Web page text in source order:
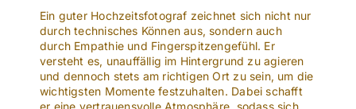
Ein guter Hochzeitsfotograf zeichnet sich nicht nur
durch technisches Können aus, sondern auch
durch Empathie und Fingerspitzengefühl. Er
versteht es, unauffällig im Hintergrund zu agieren
und dennoch stets am richtigen Ort zu sein, um die
wichtigsten Momente festzuhalten. Dabei schafft
er eine vertrauensvolle Atmosphäre, sodass sich